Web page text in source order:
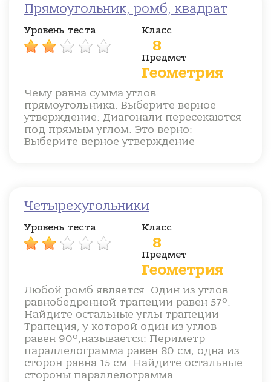
Прямоугольник, ромб, квадрат
Уровень теста Класс
8
Предмет
Геометрия
Чему равна сумма углов
прямоугольника. Выберите верное
утверждение: Диагонали пересекаются
под прямым углом. Это верно:
Выберите верное утверждение
Четырехугольники
Уровень теста Класс
8
Предмет
Геометрия
Любой ромб является: Один из углов
равнобедренной трапеции равен 57º.
Найдите остальные углы трапеции
Трапеция, у которой один из углов
равен 90º,называется: Периметр
параллелограмма равен 80 см, одна из
сторон равна 15 см. Найдите остальные
стороны параллелограмма